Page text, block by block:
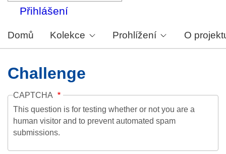
Přihlášení
Domů Kolekce Prohlížení O
Challenge
CAPTCHA
This question is for testing whether or not you are a
human visitor and to prevent automated spam
submissions.